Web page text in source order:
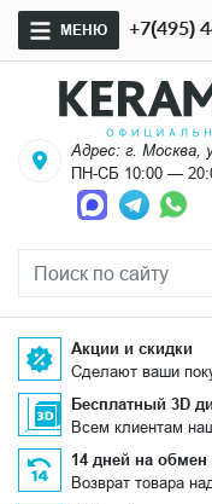
МЕНЮ +7(495)
Адрес: г. Москва,
ПН-СБ 10:00 —
Акции и скидки
Сделают ваши
Бесплатный 3D
Всем клиентам
14 дней на обмен
Возврат товара